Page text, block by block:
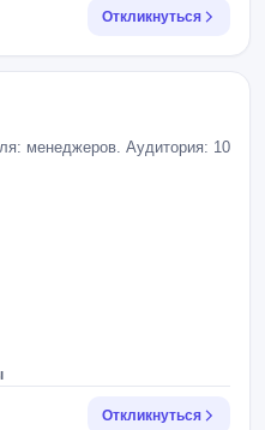
Откликнуться
менеджеров. Аудитория: 10
Откликнуться